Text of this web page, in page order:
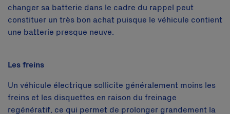
changer sa batterie dans le cadre du rappel peut
constituer un très bon achat puisque le véhicule contient
une batterie presque neuve.
Les freins
Un véhicule électrique sollicite généralement moins les
freins et les disquettes en raison du freinage
regénératif, ce qui permet de prolonger grandement la